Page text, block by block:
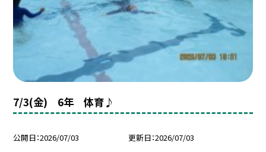
7/3(金) 6年 体育♪
公開日 2026/07/03 更新日 2026/07/03